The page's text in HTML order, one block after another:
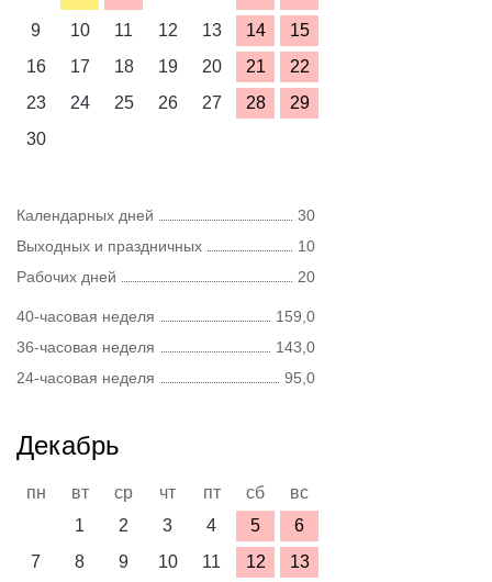
9
10 11 12 13 14
15
16
17 18 19 20 21
22
23
24 25 26 27 28
29
30
Календарных дней
30
Выходных и праздничных
10
Рабочих дней
20
40-часовая неделя
159,0
36-часовая неделя
143,0
24-часовая неделя
95,0
Декабрь
пн вт ср чт пт сб
вс
1
2 3 4 5
6
7
8 9 10 11 12
13